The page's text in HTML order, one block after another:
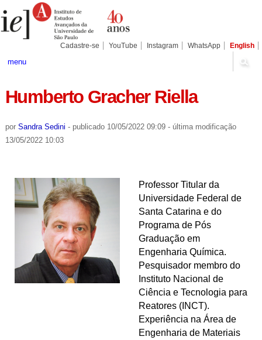
para
conteúdo.
Pessoais
Cadastre-se YouTube Instagram WhatsApp English
menu
Humberto Gracher Riella
por Sandra Sedini - publicado10/05/2022 09:09 - última modificação
13/05/2022 10:03
Professor Titular da
Universidade Federal de
Santa Catarina e do
Programa de Pós
Graduação em
Engenharia Química.
Pesquisador membro do
Instituto Nacional de
Ciência e Tecnologia para
Reatores (INCT).
Experiência na Área de
Engenharia de Materiais